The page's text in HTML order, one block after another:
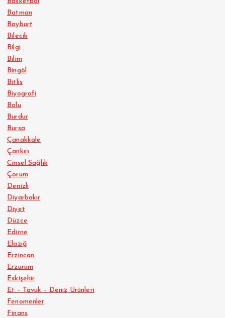
Batman
Bayburt
Bilecik
Bilgi
Bilim
Bingöl
Bitlis
Biyografi
Bolu
Burdur
Bursa
Çanakkale
Çankırı
Cinsel Sağlık
Çorum
Denizli
Diyarbakır
Diyet
Düzce
Edirne
Elazığ
Erzincan
Erzurum
Eskişehir
Et – Tavuk – Deniz Ürünleri
Fenomenler
Finans